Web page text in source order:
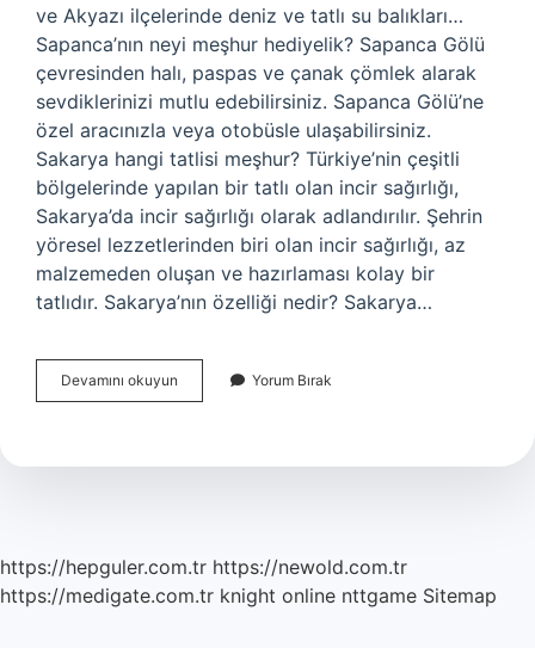
ve Akyazı ilçelerinde deniz ve tatlı su balıkları…
Sapanca’nın neyi meşhur hediyelik? Sapanca Gölü
çevresinden halı, paspas ve çanak çömlek alarak
sevdiklerinizi mutlu edebilirsiniz. Sapanca Gölü’ne
özel aracınızla veya otobüsle ulaşabilirsiniz.
Sakarya hangi tatlisi meşhur? Türkiye’nin çeşitli
bölgelerinde yapılan bir tatlı olan incir sağırlığı,
Sakarya’da incir sağırlığı olarak adlandırılır. Şehrin
yöresel lezzetlerinden biri olan incir sağırlığı, az
malzemeden oluşan ve hazırlaması kolay bir
tatlıdır. Sakarya’nın özelliği nedir? Sakarya…
Devamını okuyun Sakarya
Neyi
Yorum Bırak
https://hepguler.com.tr https://newold.com.tr
https://medigate.com.tr knight online nttgame Sitemap